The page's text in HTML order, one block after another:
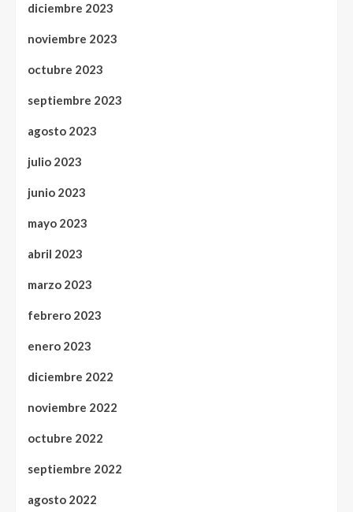
diciembre 2023
noviembre 2023
octubre 2023
septiembre 2023
agosto 2023
julio 2023
junio 2023
mayo 2023
abril 2023
marzo 2023
febrero 2023
enero 2023
diciembre 2022
noviembre 2022
octubre 2022
septiembre 2022
agosto 2022